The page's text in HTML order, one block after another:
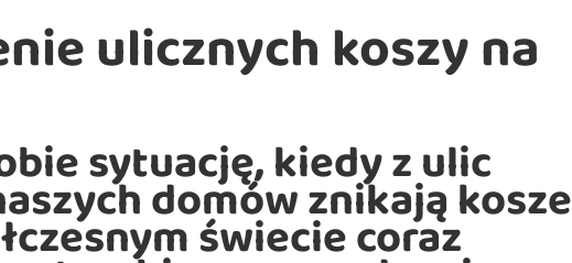
ulicznych koszy na
sytuację, kiedy z ulic
domów znikają kosze
świecie coraz